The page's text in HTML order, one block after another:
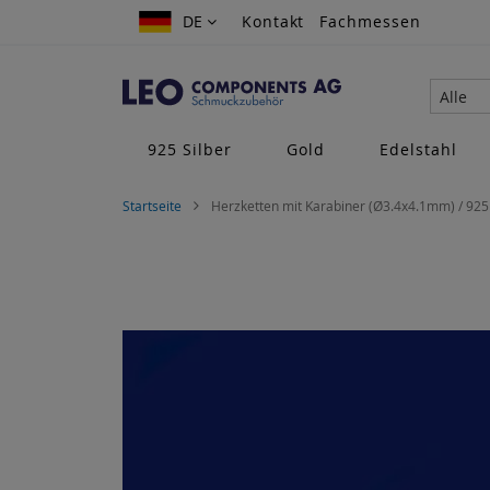
Zum
DE
DE Kontakt Fachmessen
Alle
925 Silber
Gold Edelstahl
Startseite Herzketten mit Karabiner (Ø3.4x4.1mm) /